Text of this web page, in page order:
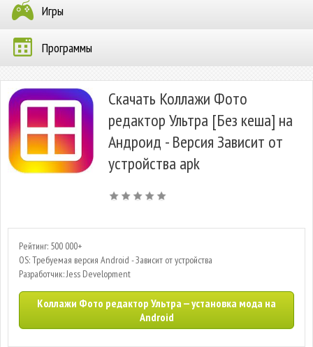
Игры
Программы
Скачать Коллажи Фото
редактор Ультра [Без кеша] на
Андроид - Версия Зависит от
устройства apk
Рейтинг: 500 000+
OS: Требуемая версия Android - Зависит от устройства
Разработчик: Jess Development
Коллажи Фото редактор Ультра — установка мода на
Android